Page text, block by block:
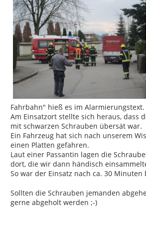
Fahrbahn" hieß es im Alarmierungstext.
Am Einsatzort stellte sich heraus, dass
mit schwarzen Schrauben übersät war.
Ein Fahrzeug hat sich nach unserem
einen Platten gefahren.
Laut einer Passantin lagen die
dort, die wir dann händisch
So war der Einsatz nach ca. 30 Minuten
Sollten die Schrauben jemanden
gerne abgeholt werden ;-)